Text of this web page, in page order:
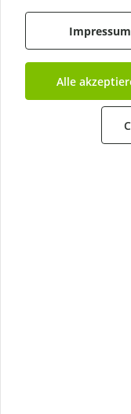
Impressum
Alle